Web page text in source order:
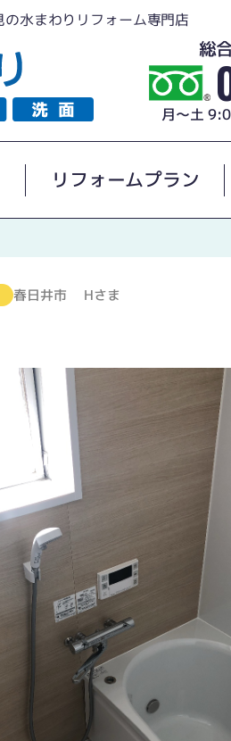
水まわりリフォーム専門店
総
月～土
リフォームプラン
春日井市 Hさま